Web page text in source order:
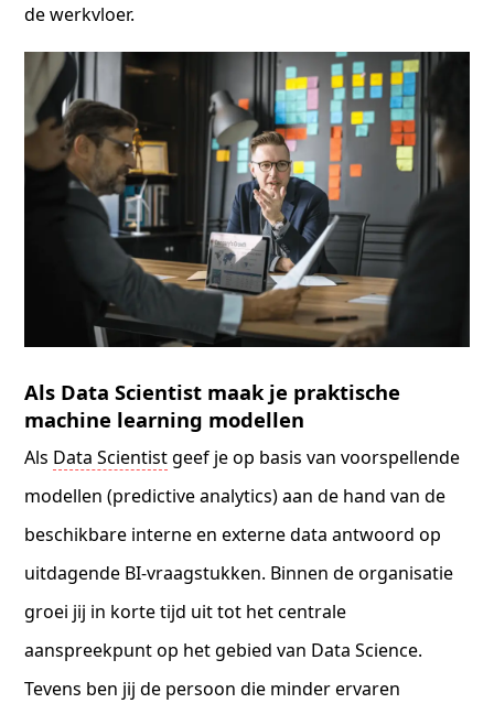
de werkvloer.
Als Data Scientist maak je praktische
machine learning modellen
Als Data Scientistgeef je op basis van voorspellende
modellen (predictive analytics) aan de hand van de
beschikbare interne en externe data antwoord op
uitdagende BI-vraagstukken. Binnen de organisatie
groei jij in korte tijd uit tot het centrale
aanspreekpunt op het gebied van Data Science.
Tevens ben jij de persoon die minder ervaren